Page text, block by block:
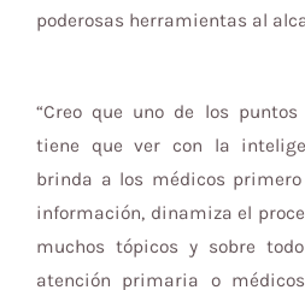
poderosas herramientas al
“Creo que uno de los
tiene que ver con la
brinda a los médicos
información, dinamiza el
muchos tópicos y sobre
atención primaria o